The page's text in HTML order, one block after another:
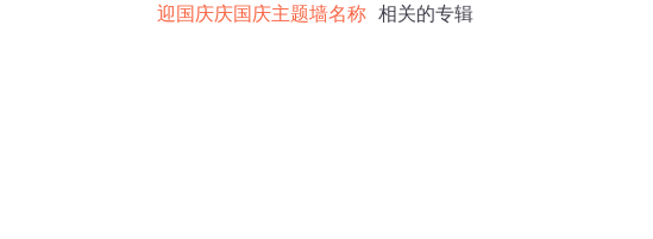
迎国庆庆国庆主题墙名称 相关的专辑